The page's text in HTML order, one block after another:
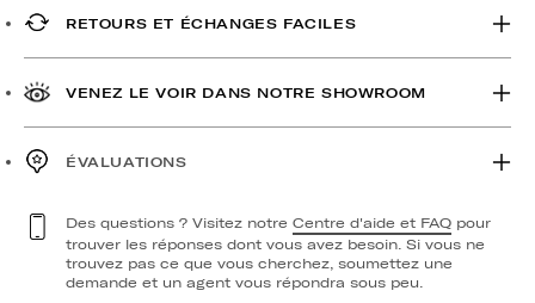
RETOURS ET ÉCHANGES FACILES
VENEZ LE VOIR DANS NOTRE SHOWROOM
ÉVALUATIONS
Des questions ? Visitez notre Centre d'aide et FAQ pour
trouver les réponses dont vous avez besoin. Si vous ne
trouvez pas ce que vous cherchez, soumettez une
demande et un agent vous répondra sous peu.